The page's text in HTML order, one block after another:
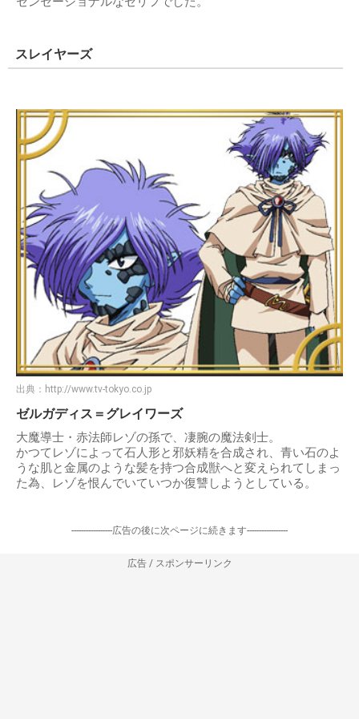
スレイヤーズ
出典： http://www.tv-tokyo.co.jp
ゼルガディス＝グレイワーズ
大魔導士・赤法師レゾの孫で、凄腕の魔法剣士。
かつてレゾによって石人形と邪妖精を合成され、青い石のよ
うな肌と金属のような髪を持つ合成獣へと変えられてしまっ
た為、レゾを恨んでいていつか復讐しようとしている。
-----------------広告の後に次ページに続きます-----------------
広告 / スポンサーリンク